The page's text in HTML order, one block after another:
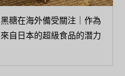
黑糖在海外備受關注｜作為
來自日本的超級食品的潛力